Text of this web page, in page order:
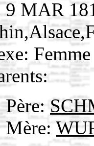
9 MAR
Femme
Père:
Mère: